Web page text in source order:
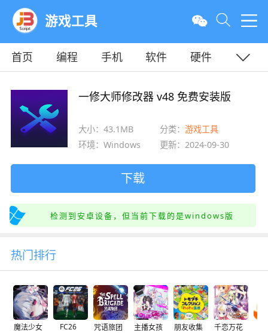
游戏工具
首页 编程 手机 软件
硬件
一修大师修改器 v48 免费安装版
大小：43.1MB 分类：游戏工具
环境：Windows
更新：2024-09-30
下载
检测到安卓设备，但当前下载的是windows版
热门排行
魔法少女 FC26 咒语旅团 主播女孩 朋友收集 千恋万花